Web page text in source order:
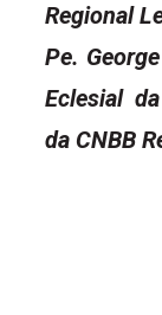
Regional
Pe.
Eclesial
da CNBB